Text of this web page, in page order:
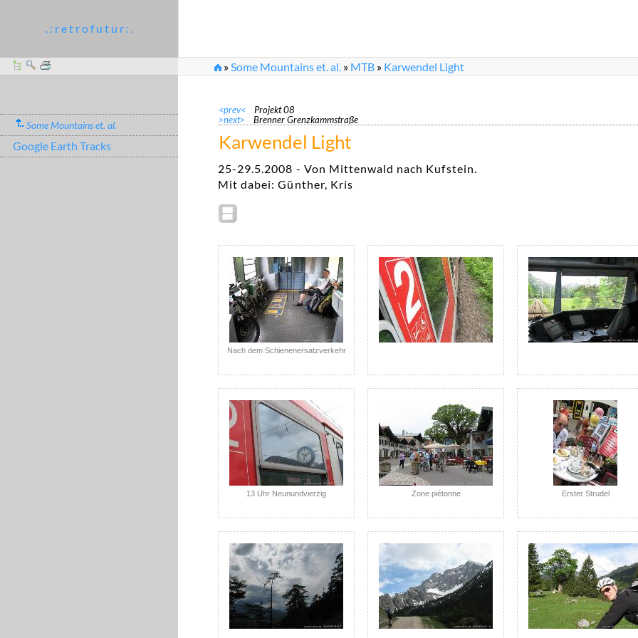
. : r e t r o f u t u r : .
»Some Mountains et. al. » MTB » Karwendel Light
Some Mountains et. al.
Google Earth Tracks
<prev< Projekt 08
>next> Brenner Grenzkammstraße
Karwendel Light
25-29.5.2008 - Von Mittenwald nach Kufstein.
Mit dabei: Günther, Kris
Nach dem Schienenersatzverkehr
13 Uhr Neunundvierzig Zone piétonne Erster Strudel